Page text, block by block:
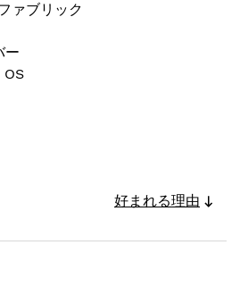
ァブリック
ー
OS
好まれる理由